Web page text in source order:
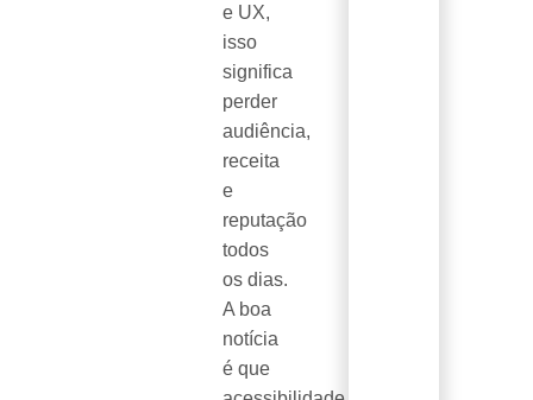
e UX,
isso
significa
perder
audiência,
receita
e
reputação
todos
os dias.
A boa
notícia
é que